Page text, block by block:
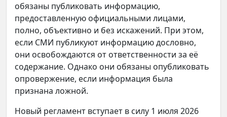
обязаны публиковать информацию,
предоставленную официальными лицами,
полно, объективно и без искажений. При этом,
если СМИ публикуют информацию дословно,
они освобождаются от ответственности за её
содержание. Однако они обязаны опубликовать
опровержение, если информация была
признана ложной.
Новый регламент вступает в силу 1 июля 2026